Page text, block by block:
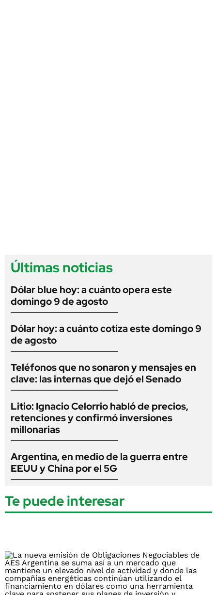
Últimas noticias
Dólar blue hoy: a cuánto opera este
domingo 9 de agosto
Dólar hoy: a cuánto cotiza este domingo 9
de agosto
Teléfonos que no sonaron y mensajes en
clave: las internas que dejó el Senado
Litio: Ignacio Celorrio habló de precios,
retenciones y confirmó inversiones
millonarias
Argentina, en medio de la guerra entre
EEUU y China por el 5G
Te puede interesar